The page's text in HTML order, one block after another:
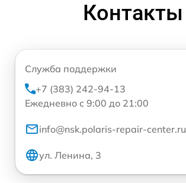
Контакты
Служба поддержки
+7 (383) 242-94-13
Ежедневно с 9:00 до 21:00
info@nsk.polaris-repair-center.ru
ул. Ленина, 3